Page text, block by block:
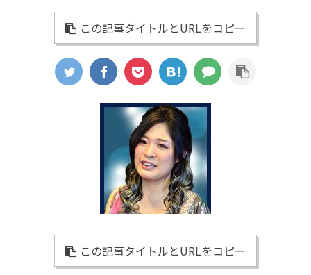
この記事タイトルとURLをコピー
この記事タイトルとURLをコピー